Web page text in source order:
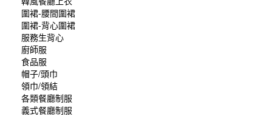
圍裙-腰間圍裙
圍裙-背心圍裙
服務生背心
廚師服
食品服
帽子/頭巾
領巾/領結
各類餐廳制服
義式餐廳制服